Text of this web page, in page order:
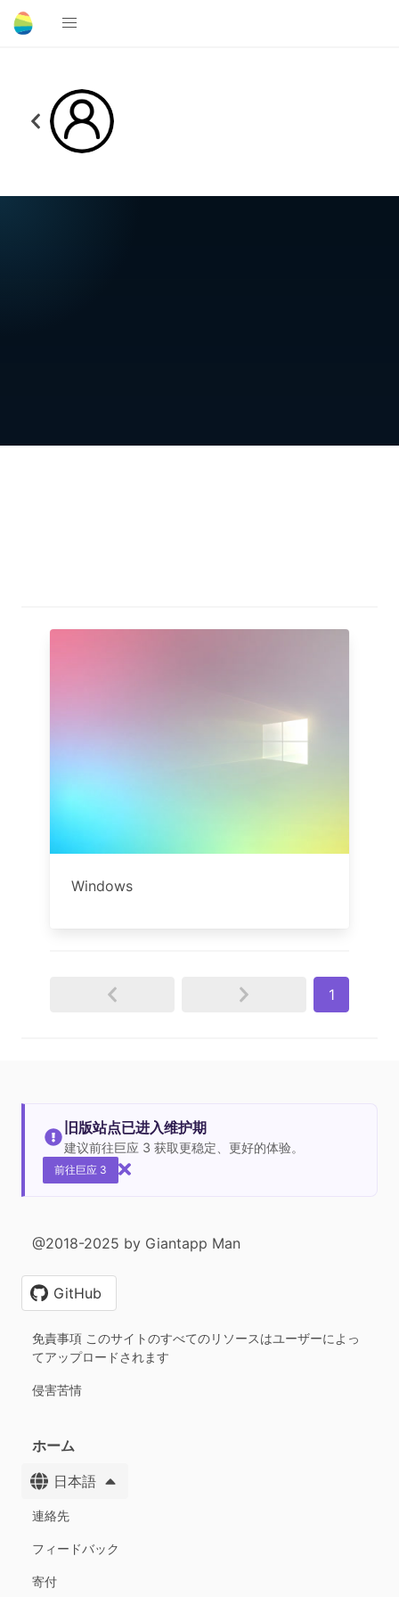
Windows
1
旧版站点已进入维护期
建议前往巨应 3 获取更稳定、更好的体验。
前往巨应 3
@2018-2025 by Giantapp Man
GitHub
免責事項 このサイトのすべてのリソースはユーザーによっ
てアップロードされます
侵害苦情
ホーム
日本語
連絡先
フィードバック
寄付